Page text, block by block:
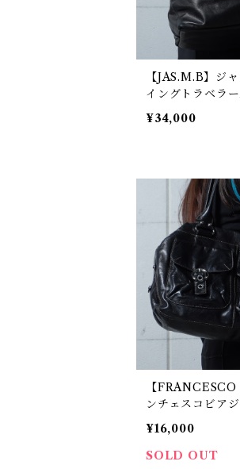
【JAS.M.B】ジ
イングトラベラ
ショルダーバッ
¥34,000
【
ンチェスコビア
ートートバッグ
¥16,000
SOLD OUT